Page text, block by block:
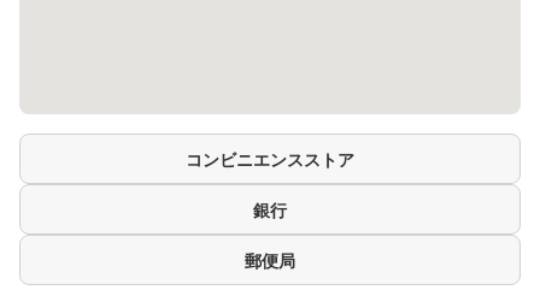
コンビニエンスストア
銀行
郵便局